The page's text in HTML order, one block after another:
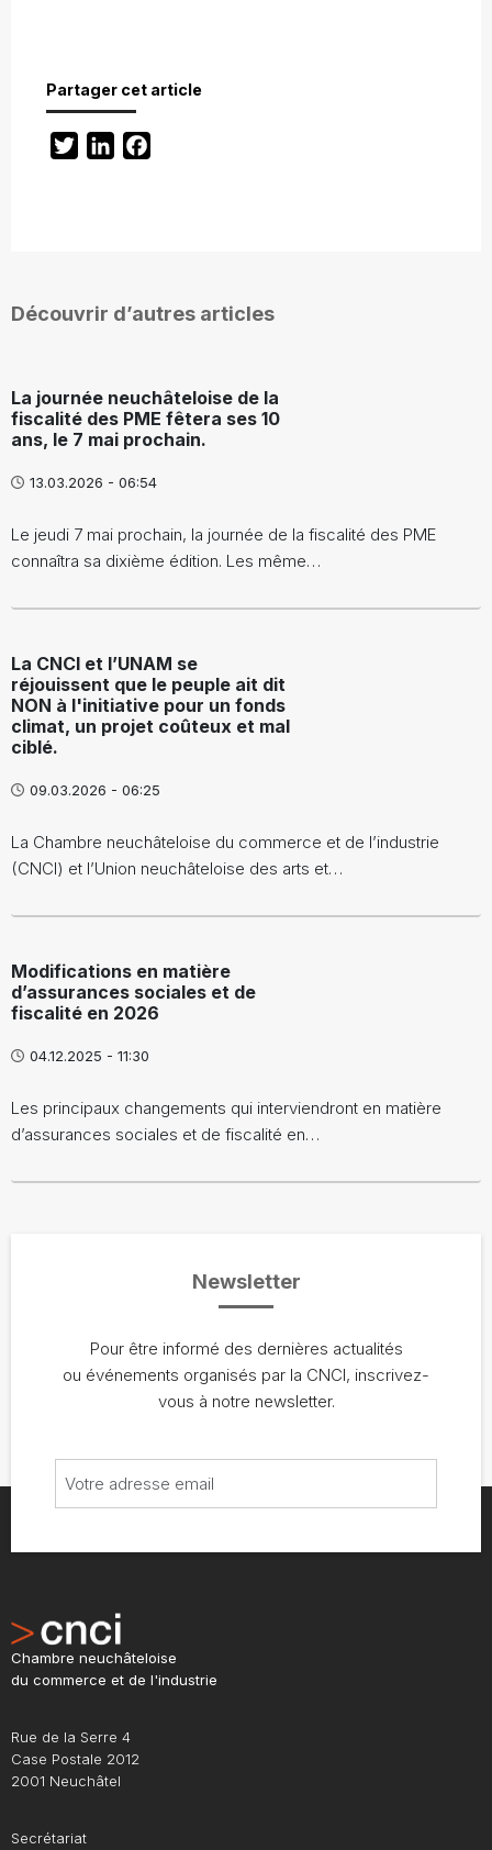
Partager cet article
TwitterLinkedIn
Découvrir d’autres articles
La journée neuchâteloise de la
fiscalité des PME fêtera ses 10
ans, le 7 mai prochain.
13.03.2026 - 06:54
Le jeudi 7 mai prochain, la journée de la fiscalité des PME
connaîtra sa dixième édition. Les même…
La CNCI et l’UNAM se
réjouissent que le peuple ait dit
NON à l'initiative pour un fonds
climat, un projet coûteux et mal
ciblé.
09.03.2026 - 06:25
La Chambre neuchâteloise du commerce et de l’industrie
(CNCI) et l’Union neuchâteloise des arts et…
Modifications en matière
d’assurances sociales et de
fiscalité en 2026
04.12.2025 - 11:30
Les principaux changements qui interviendront en matière
d’assurances sociales et de fiscalité en…
Newsletter
Pour être informé des dernières actualités
ou événements organisés par la CNCI, inscrivez-
vous à notre newsletter.
Chambre neuchâteloise
du commerce et de l'industrie
Rue de la Serre 4
Case Postale 2012
2001 Neuchâtel
Secrétariat